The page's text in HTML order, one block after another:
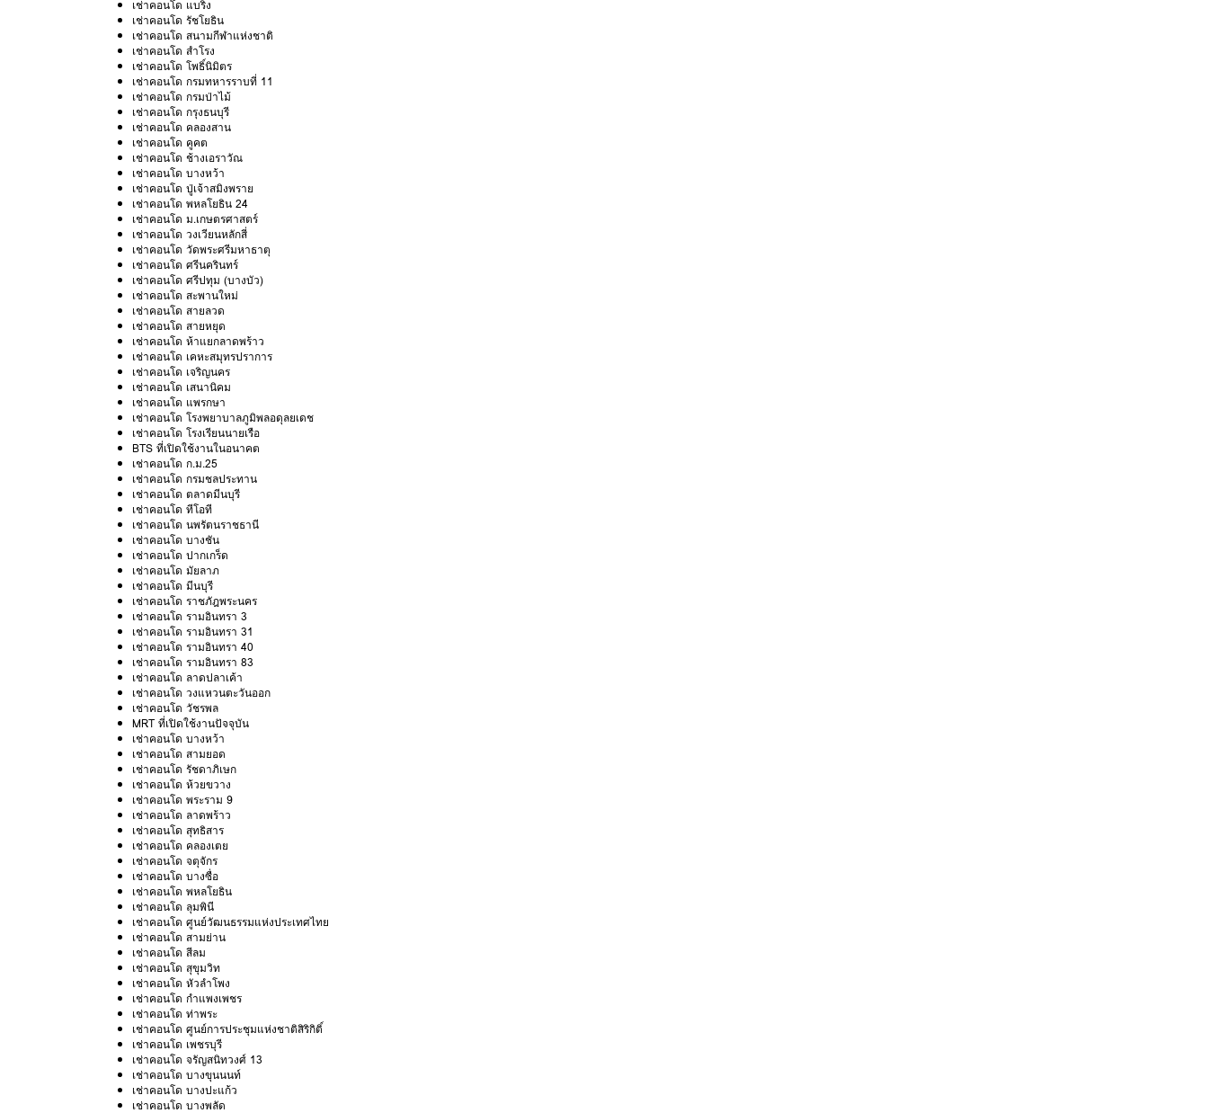
เช่าคอนโด แบริ่ง
เช่าคอนโด รัชโยธิน
เช่าคอนโด สนามกีฬาแห่งชาติ
เช่าคอนโด สำโรง
เช่าคอนโด โพธิ์นิมิตร
เช่าคอนโด กรมทหารราบที่ 11
เช่าคอนโด กรมป่าไม้
เช่าคอนโด กรุงธนบุรี
เช่าคอนโด คลองสาน
เช่าคอนโด คูคต
เช่าคอนโด ช้างเอราวัณ
เช่าคอนโด บางหว้า
เช่าคอนโด ปู่เจ้าสมิงพราย
เช่าคอนโด พหลโยธิน 24
เช่าคอนโด ม.เกษตรศาสตร์
เช่าคอนโด วงเวียนหลักสี่
เช่าคอนโด วัดพระศรีมหาธาตุ
เช่าคอนโด ศรีนครินทร์
เช่าคอนโด ศรีปทุม (บางบัว)
เช่าคอนโด สะพานใหม่
เช่าคอนโด สายลวด
เช่าคอนโด สายหยุด
เช่าคอนโด ห้าแยกลาดพร้าว
เช่าคอนโด เคหะสมุทรปราการ
เช่าคอนโด เจริญนคร
เช่าคอนโด เสนานิคม
เช่าคอนโด แพรกษา
เช่าคอนโด โรงพยาบาลภูมิพลอดุลยเดช
เช่าคอนโด โรงเรียนนายเรือ
BTS ที่เปิดใช้งานในอนาคต
เช่าคอนโด ก.ม.25
เช่าคอนโด กรมชลประทาน
เช่าคอนโด ตลาดมีนบุรี
เช่าคอนโด ทีโอที
เช่าคอนโด นพรัตนราชธานี
เช่าคอนโด บางชัน
เช่าคอนโด ปากเกร็ด
เช่าคอนโด มัยลาภ
เช่าคอนโด มีนบุรี
เช่าคอนโด ราชภัฎพระนคร
เช่าคอนโด รามอินทรา 3
เช่าคอนโด รามอินทรา 31
เช่าคอนโด รามอินทรา 40
เช่าคอนโด รามอินทรา 83
เช่าคอนโด ลาดปลาเค้า
เช่าคอนโด วงแหวนตะวันออก
เช่าคอนโด วัชรพล
MRT ที่เปิดใช้งานปัจจุบัน
เช่าคอนโด บางหว้า
เช่าคอนโด สามยอด
เช่าคอนโด รัชดาภิเษก
เช่าคอนโด ห้วยขวาง
เช่าคอนโด พระราม 9
เช่าคอนโด ลาดพร้าว
เช่าคอนโด สุทธิสาร
เช่าคอนโด คลองเตย
เช่าคอนโด จตุจักร
เช่าคอนโด บางซื่อ
เช่าคอนโด พหลโยธิน
เช่าคอนโด ลุมพินี
เช่าคอนโด ศูนย์วัฒนธรรมแห่งประเทศไทย
เช่าคอนโด สามย่าน
เช่าคอนโด สีลม
เช่าคอนโด สุขุมวิท
เช่าคอนโด หัวลำโพง
เช่าคอนโด กำแพงเพชร
เช่าคอนโด ท่าพระ
เช่าคอนโด ศูนย์การประชุมแห่งชาติสิริกิติ์
เช่าคอนโด เพชรบุรี
เช่าคอนโด จรัญสนิทวงศ์ 13
เช่าคอนโด บางขุนนนท์
เช่าคอนโด บางปะแก้ว
เช่าคอนโด บางพลัด